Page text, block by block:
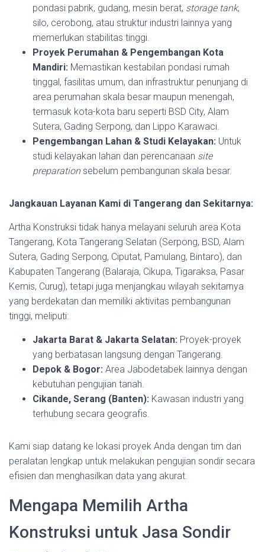
pondasi pabrik, gudang, mesin berat, storage tank,
silo, cerobong, atau struktur industri lainnya yang
memerlukan stabilitas tinggi.
Proyek Perumahan & Pengembangan Kota
Mandiri: Memastikan kestabilan pondasi rumah
tinggal, fasilitas umum, dan infrastruktur penunjang di
area perumahan skala besar maupun menengah,
termasuk kota-kota baru seperti BSD City, Alam
Sutera, Gading Serpong, dan Lippo Karawaci.
Pengembangan Lahan & Studi Kelayakan: Untuk
studi kelayakan lahan dan perencanaan site
preparationsebelum pembangunan skala besar.
Jangkauan Layanan Kami di Tangerang dan Sekitarnya:
Artha Konstruksi tidak hanya melayani seluruh area Kota
Tangerang, Kota Tangerang Selatan (Serpong, BSD, Alam
Sutera, Gading Serpong, Ciputat, Pamulang, Bintaro), dan
Kabupaten Tangerang (Balaraja, Cikupa, Tigaraksa, Pasar
Kemis, Curug), tetapi juga menjangkau wilayah sekitarnya
yang berdekatan dan memiliki aktivitas pembangunan
tinggi, meliputi:
Jakarta Barat & Jakarta Selatan: Proyek-proyek
yang berbatasan langsung dengan Tangerang.
Depok & Bogor: Area Jabodetabek lainnya dengan
kebutuhan pengujian tanah.
Cikande, Serang (Banten): Kawasan industri yang
terhubung secara geografis.
Kami siap datang ke lokasi proyek Anda dengan tim dan
peralatan lengkap untuk melakukan pengujian sondir secara
efisien dan menghasilkan data yang akurat.
Mengapa Memilih Artha
Konstruksi untuk Jasa Sondir